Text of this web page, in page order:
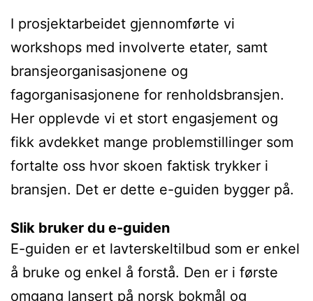
I prosjektarbeidet gjennomførte vi
workshops med involverte etater, samt
bransjeorganisasjonene og
fagorganisasjonene for renholdsbransjen.
Her opplevde vi et stort engasjement og
fikk avdekket mange problemstillinger som
fortalte oss hvor skoen faktisk trykker i
bransjen. Det er dette e-guiden bygger på.
Slik bruker du e-guiden
E-guiden er et lavterskeltilbud som er enkel
å bruke og enkel å forstå. Den er i første
omgang lansert på norsk bokmål og